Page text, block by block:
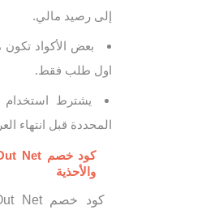
إلى رصيد مالي.
بعض الأكواد تكون
اول طلب فقط.
يشترط استخدام
المحددة قبل انتهاء
والأحذية